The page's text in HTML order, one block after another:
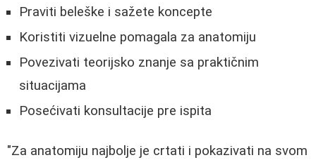
Praviti beleške i sažete koncepte
Koristiti vizuelne pomagala za anatomiju
Povezivati teorijsko znanje sa praktičnim
situacijama
Posećivati konsultacije pre ispita
"Za anatomiju najbolje je crtati i pokazivati na svom